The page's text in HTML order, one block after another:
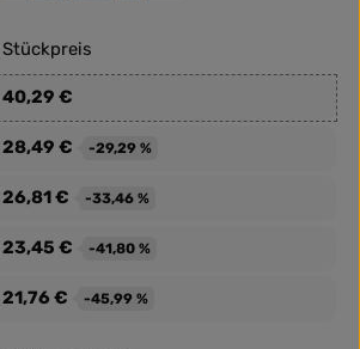
Stückpreis
40,29 €
28,49 € -29,29 %
26,81 € -33,46 %
23,45 € -41,80 %
21,76 € -45,99 %